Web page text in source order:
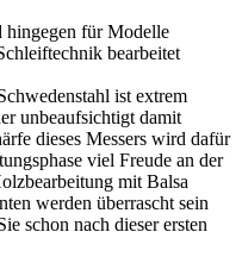
hingegen für Modelle
bearbeitet
ist extrem
unbeaufsichtigt damit
dieses Messers wird dafür
viel Freude an der
mit Balsa
werden überrascht sein
schon nach dieser ersten